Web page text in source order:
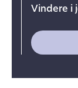
Vindere i